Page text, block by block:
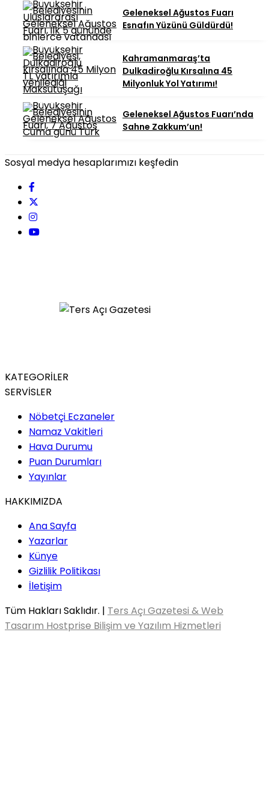
Geleneksel Ağustos Fuarı
Esnafın Yüzünü Güldürdü!
Kahramanmaraş’ta
Dulkadiroğlu Kırsalına 45
Milyonluk Yol Yatırımı!
Geleneksel Ağustos Fuarı’nda
Sahne Zakkum’un!
Sosyal medya hesaplarımızı keşfedin
KATEGORİLER
SERVİSLER
Nöbetçi Eczaneler
Namaz Vakitleri
Hava Durumu
Puan Durumları
Yayınlar
HAKKIMIZDA
Ana Sayfa
Yazarlar
Künye
Gizlilik Politikası
İletişim
Tüm Hakları Saklıdır. | Ters Açı Gazetesi & Web
Tasarım Hostprise Bilişim ve Yazılım Hizmetleri